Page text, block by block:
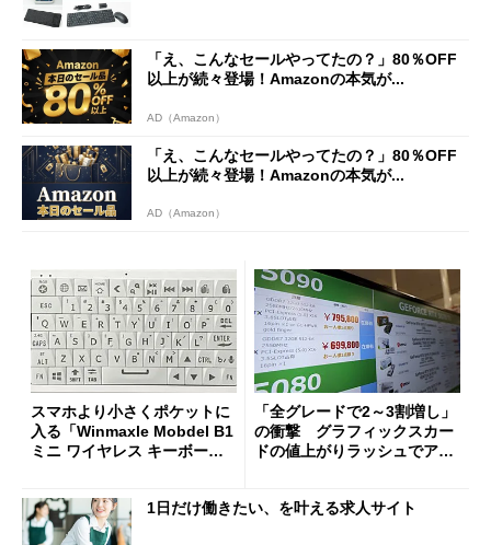
「え、こんなセールやってたの？」80％OFF
以上が続々登場！Amazonの本気が...
AD（Amazon）
「え、こんなセールやってたの？」80％OFF
以上が続々登場！Amazonの本気が...
AD（Amazon）
スマホより小さくポケットに
入る「Winmaxle Mobdel B1
ミニ ワイヤレス キーボー
「全グレードで2～3割増し」
の衝撃 グラフィックスカー
ドの値上がりラッシュでアキ
1日だけ働きたい、を叶える求人サイト